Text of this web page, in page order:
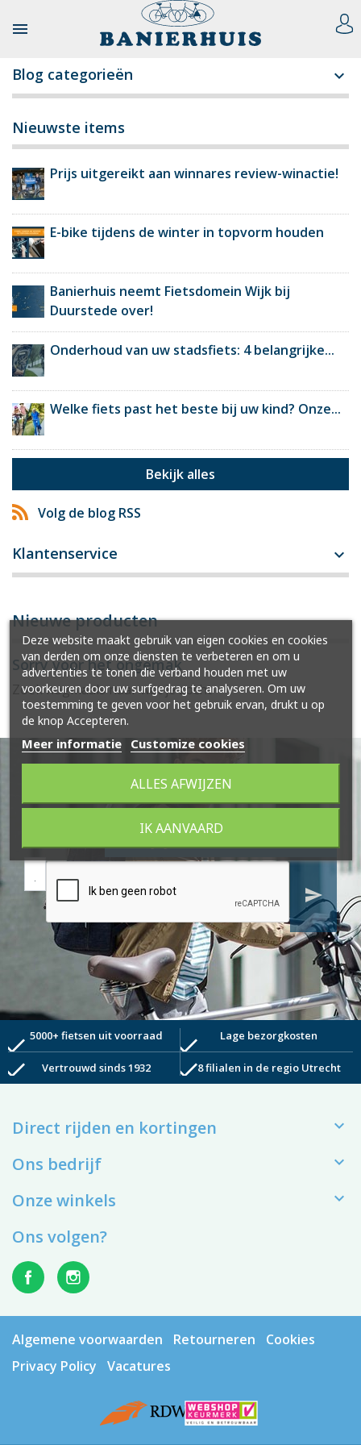

Blog categorieën 
Nieuwste items
Prijs uitgereikt aan winnares review-winactie!
E-bike tijdens de winter in topvorm houden
Banierhuis neemt Fietsdomein Wijk bij
Duurstede over!
Onderhoud van uw stadsfiets: 4 belangrijke...
Welke fiets past het beste bij uw kind? Onze...
Bekijk alles
Volg de blog RSS
Klantenservice 
Nieuwe producten
Sorry voor het ongemak
Zoek nogmaals naar wat je zocht
send
check5000+ fietsen uit voorraad check Lage bezorgkosten
check Vertrouwd sinds 1932 check8 filialen in de regio Utrecht
Direct rijden en kortingen 
Ons bedrijf 
Onze winkels 
Deze website maakt gebruik van eigen cookies en cookies
van derden om onze diensten te verbeteren en om u
advertenties te tonen die verband houden met uw
voorkeuren door uw surfgedrag te analyseren. Om uw
toestemming te geven voor het gebruik ervan, drukt u op
de knop Accepteren.
Meer informatie Customize cookies
ALLES AFWIJZEN
IK AANVAARD
Ons volgen?
Algemene voorwaarden Retourneren
Cookies
Privacy Policy
Vacatures